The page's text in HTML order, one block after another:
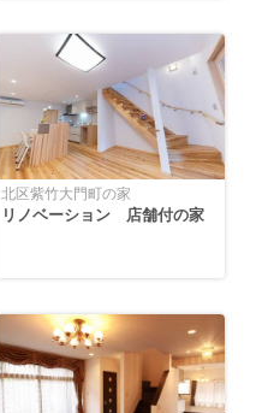
北区紫竹大門町の家
リノベーション 店舗付の家